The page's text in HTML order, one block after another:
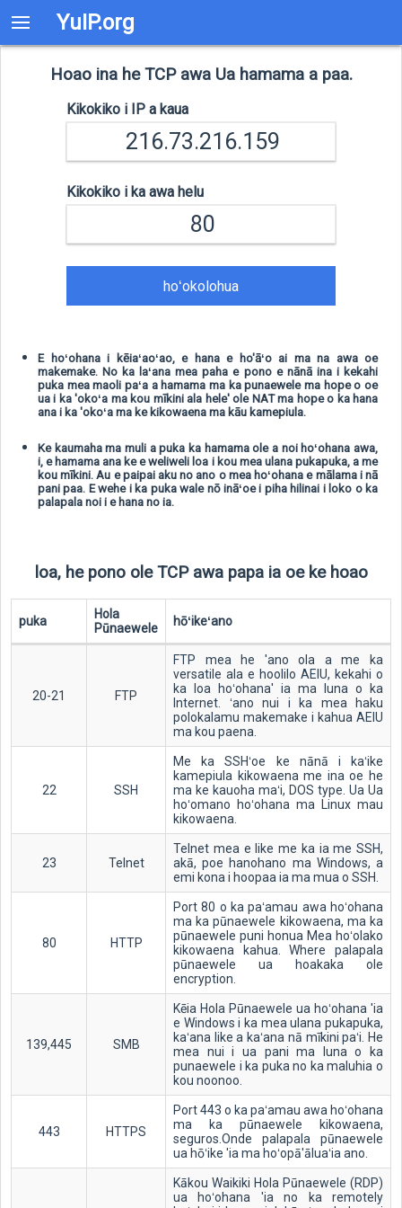
YuIP.org
Hoao ina he TCP awa Ua hamama a paa.
Kikokiko i IP a kaua
Kikokiko i ka awa helu
hoʻokolohua
E hoʻohana i kēiaʻaoʻao, e hana e ho'āʻo ai ma na awa oe
makemake. No ka laʻana mea paha e pono e nānā ina i kekahi
puka mea maoli paʻa a hamama ma ka punaewele ma hope o oe
ua i ka 'okoʻa ma kou mīkini ala hele' ole NAT ma hope o ka hana
ana i ka 'okoʻa ma ke kikowaena ma kāu kamepiula.
Ke kaumaha ma muli a puka ka hamama ole a noi hoʻohana awa,
i, e hamama ana ke e weliweli loa i kou mea ulana pukapuka, a me
kou mīkini. Au e paipai aku no ano o mea hoʻohana e mālama i nā
pani paa. E wehe i ka puka wale nō ināʻoe i piha hilinai i loko o ka
palapala noi i e hana no ia.
loa, he pono ole TCP awa papa ia oe ke hoao
puka
Hola
Pūnaewele
hōʻikeʻano
20-21 FTP
FTP mea he 'ano ola a me ka
versatile ala e hoolilo AEIU, kekahi o
ka loa hoʻohana' ia ma luna o ka
Internet. ʻano nui i ka mea haku
polokalamu makemake i kahua AEIU
ma kou paena.
22 SSH
Me ka SSHʻoe ke nānā i kaʻike
kamepiula kikowaena me ina oe he
ma ke kauoha maʻi, DOS type. Ua Ua
hoʻomano hoʻohana ma Linux mau
kikowaena.
23 Telnet
Telnet mea e like me ka ia me SSH,
akā, poe hanohano ma Windows, a
emi kona i hoopaa ia ma mua o SSH.
80 HTTP
Port 80 o ka paʻamau awa hoʻohana
ma ka pūnaewele kikowaena, ma ka
pūnaewele puni honua Mea hoʻolako
kikowaena kahua. Where palapala
pūnaewele ua hoakaka ole
encryption.
139,445 SMB
Kēia Hola Pūnaewele ua hoʻohana 'ia
e Windows i ka mea ulana pukapuka,
kaʻana like a kaʻana nā mīkini paʻi. He
mea nui i ua pani ma luna o ka
punaewele i ka puka no ka maluhia o
kou noonoo.
443 HTTPS
Port 443 o ka paʻamau awa hoʻohana
ma ka pūnaewele kikowaena,
seguros.Onde palapala pūnaewele
ua hōʻike 'ia ma hoʻopā'āluaʻia ano.
Kākou Waikiki Hola Pūnaewele (RDP)
ua hoʻohana 'ia no ka remotely